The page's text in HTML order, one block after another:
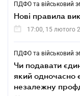
ПДФО та військовий
Нові правила
17:00, 15 лютого
ПДФО та військовий
Чи подавати
який одночасно
незалежну